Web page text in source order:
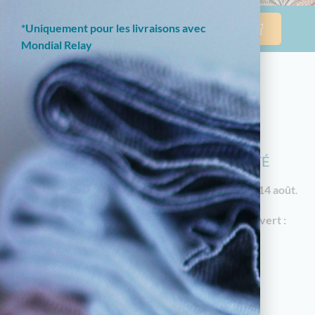
NOTRE BOUTIQUE EN LIGNE EST
ACTUELLEMENT EN CONGÉS D'ÉTÉ
Les commandes reprendront à partir duvendredi 14 août
En attendant, notre magasin à Limoges reste ouvert :
18 av. Garibaldi, 87000 Limoges
Horaires d'été : du mardi au samedi de 10h à
05.55.79.22.49
*Uniquement pour les livraisons avec
Mondial Relay